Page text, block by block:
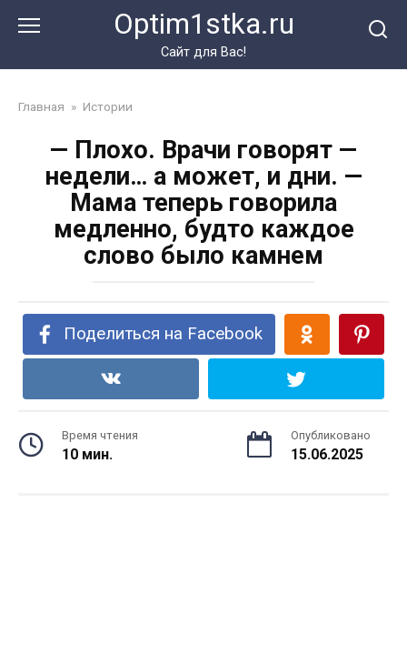
Optim1stka.ru
Сайт для Вас!
Главная » Истории
— Плохо. Врачи говорят —
недели… а может, и дни. —
Мама теперь говорила
медленно, будто каждое
слово было камнем
Поделиться на Facebook
Время чтения
10 мин.
Опубликовано
15.06.2025